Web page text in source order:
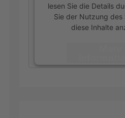
lesen Sie die Details
Sie der Nutzung des
diese Inhalte